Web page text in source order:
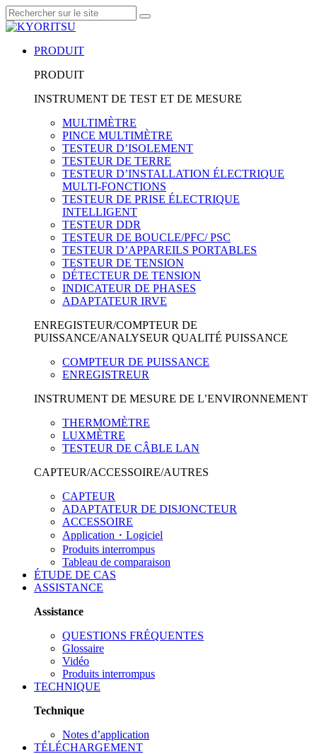
PRODUIT
PRODUIT
INSTRUMENT DE TEST ET DE MESURE
MULTIMÈTRE
PINCE MULTIMÈTRE
TESTEUR D’ISOLEMENT
TESTEUR DE TERRE
TESTEUR D’INSTALLATION ÉLECTRIQUE
MULTI-FONCTIONS
TESTEUR DE PRISE ÉLECTRIQUE
INTELLIGENT
TESTEUR DDR
TESTEUR DE BOUCLE/PFC/ PSC
TESTEUR D’APPAREILS PORTABLES
TESTEUR DE TENSION
DÉTECTEUR DE TENSION
INDICATEUR DE PHASES
ADAPTATEUR IRVE
ENREGISTEUR/COMPTEUR DE
PUISSANCE/ANALYSEUR QUALITÉ PUISSANCE
COMPTEUR DE PUISSANCE
ENREGISTREUR
INSTRUMENT DE MESURE DE L’ENVIRONNEMENT
THERMOMÈTRE
LUXMÈTRE
TESTEUR DE CÂBLE LAN
CAPTEUR/ACCESSOIRE/AUTRES
CAPTEUR
ADAPTATEUR DE DISJONCTEUR
ACCESSOIRE
Application・Logiciel
Produits interrompus
Tableau de comparaison
ÉTUDE DE CAS
ASSISTANCE
Assistance
QUESTIONS FRÉQUENTES
Glossaire
Vidéo
Produits interrompus
TECHNIQUE
Technique
Notes d’application
TÉLÉCHARGEMENT